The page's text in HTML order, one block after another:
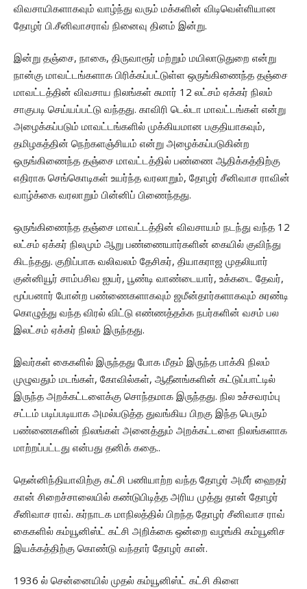
விவசாயிகளாகவும் வாழ்ந்து வரும் மக்களின் விடிவெள்ளியான
தோழர் பி.சீனிவாசராவ் நினைவு தினம் இன்று.
இன்று தஞ்சை, நாகை, திருவாரூர் மற்றும் மயிலாடுதுறை என்று
நான்கு மாவட்டங்களாக பிரிக்கப்பட்டுள்ள ஒருங்கிணைந்த தஞ்சை
மாவட்டத்தின் விவசாய நிலங்கள் சுமார் 12 லட்சம் ஏக்கர் நிலம்
சாகுபடி செய்யப்பட்டு வந்தது. காவிரி டெல்டா மாவட்டங்கள் என்று
அழைக்கப்படும் மாவட்டங்களில் முக்கியமான பகுதியாகவும்,
தமிழகத்தின் நெற்களஞ்சியம் என்று அழைக்கப்படுகின்ற
ஒருங்கிணைந்த தஞ்சை மாவட்டத்தில் பண்ணை ஆதிக்கத்திற்கு
எதிராக செங்கொடிகள் உயர்ந்த வரலாறும், தோழர் சீனிவாச ராவின்
வாழ்க்கை வரலாறும் பின்னிப் பிணைந்தது.
ஒருங்கிணைந்த தஞ்சை மாவட்டத்தின் விவசாயம் நடந்து வந்த 12
லட்சம் ஏக்கர் நிலமும் ஆறு பண்ணையார்களின் கையில் குவிந்து
கிடந்தது. குறிப்பாக வலிவலம் தேசிகர், தியாகராஜ முதலியார்
குன்னியூர் சாம்பசிவ ஐயர், பூண்டி வாண்டையார், உக்கடை தேவர்,
மூப்பனார் போன்ற பண்ணைகளாகவும் ஜமீன்தார்களாகவும் சுரண்டி
கொழுத்து வந்த விரல் விட்டு எண்ணத்தக்க நபர்களின் வசம் பல
இலட்சம் ஏக்கர் நிலம் இருந்தது.
இவர்கள் கைகளில் இருந்தது போக மீதம் இருந்த பாக்கி நிலம்
முழுவதும் மடங்கள், கோவில்கள், ஆதீனங்களின் கட்டுப்பாட்டில்
இருந்த அறக்கட்டளைக்கு சொந்தமாக இருந்தது. நில உச்சவரம்பு
சட்டம் படிப்படியாக அமல்படுத்த துவங்கிய பிறகு இந்த பெரும்
பண்ணைகளின் நிலங்கள் அனைத்தும் அறக்கட்டளை நிலங்களாக
மாற்றப்பட்டது என்பது தனிக் கதை..
தென்னிந்தியாவிற்கு கட்சி பணியாற்ற வந்த தோழர் அமீர் ஹைதர்
கான் சிறைச்சாலையில் கண்டுபிடித்த அரிய முத்து தான் தோழர்
சீனிவாச ராவ். கர்நாடக மாநிலத்தில் பிறந்த தோழர் சீனிவாச ராவ்
கைகளில் கம்யூனிஸ்ட் கட்சி அறிக்கை ஒன்றை வழங்கி கம்யூனிச
இயக்கத்திற்கு கொண்டு வந்தார் தோழர் கான்.
1936 ல் சென்னையில் முதல் கம்யூனிஸ்ட் கட்சி கிளை